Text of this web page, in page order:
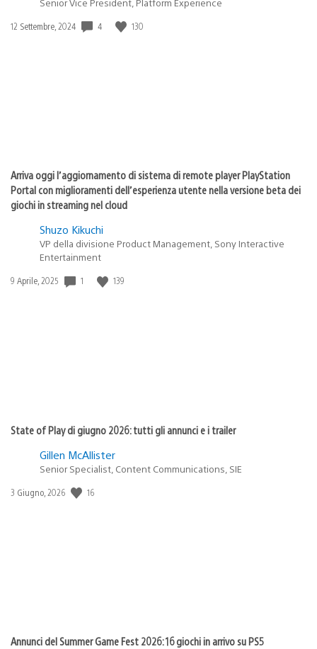
Data
12 Settembre, 2024 4 130
Arriva oggi l’aggiornamento di sistema di remote player PlayStation
Portal con miglioramenti dell’esperienza utente nella versione beta dei
giochi in streaming nel cloud
Shuzo Kikuchi
VP della divisione Product Management, Sony Interactive
Entertainment
Data
9 Aprile, 2025 1 139
State of Play di giugno 2026: tutti gli annunci e i trailer
Gillen McAllister
Senior Specialist, Content Communications, SIE
Data
3 Giugno, 2026 16
Annunci del Summer Game Fest 2026: 16 giochi in arrivo su PS5